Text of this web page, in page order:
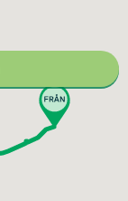
Visa större